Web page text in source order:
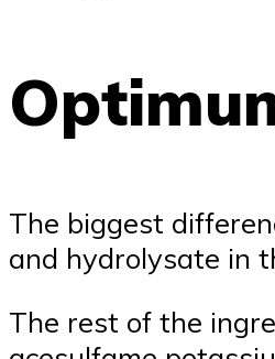
The biggest
and hydrolysate in
The rest of the